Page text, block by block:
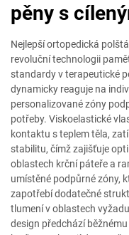
pěny s
Nejlepší ortopedická
revoluční technologii
standardy v terapeutické
dynamicky reaguje na
personalizované zóny
potřeby. Viskoelastické
kontaktu s teplem těla,
stabilitu, čímž zajišťuje
oblastech krční páteře a
umístěné podpůrné zóny,
zapotřebí dodatečné
tlumení v oblastech
design předchází